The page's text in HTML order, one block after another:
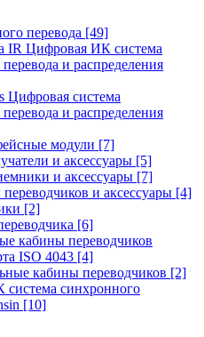
перевода [49]
IR Цифровая ИК система
и распределения
Цифровая система
и распределения
модули [7]
и аксессуары [5]
и аксессуары [7]
и аксессуары [4]
[2]
[6]
кабины переводчиков
ISO 4043 [4]
кабины переводчиков [2]
синхронного
[10]